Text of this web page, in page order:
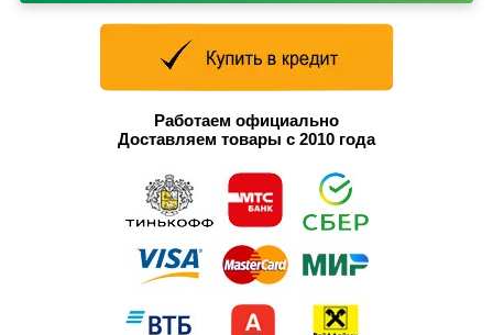
Работаем официально
Доставляем товары с 2010 года